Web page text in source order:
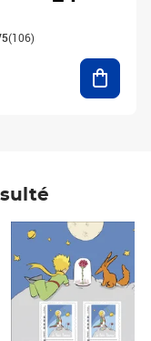
(106)
6,25€ HT